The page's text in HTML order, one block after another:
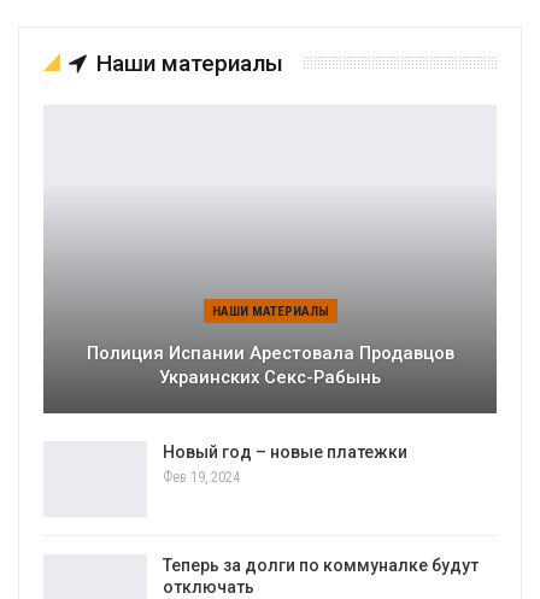
Наши материалы
НАШИ МАТЕРИАЛЫ
Полиция Испании Арестовала Продавцов
Украинских Секс-Рабынь
Новый год – новые платежки
Фев 19, 2024
Теперь за долги по коммуналке будут
отключать